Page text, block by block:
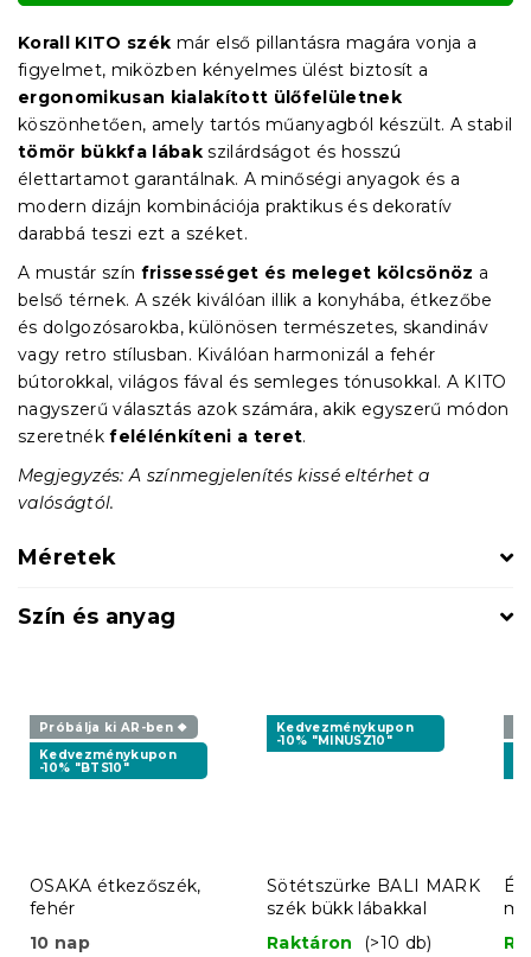
Korall KITO szék már első pillantásra magára vonja a
figyelmet, miközben kényelmes ülést biztosít a
ergonomikusan kialakított ülőfelületnek
köszönhetően, amely tartós műanyagból készült. A stabil
tömör bükkfa lábak szilárdságot és hosszú
élettartamot garantálnak. A minőségi anyagok és a
modern dizájn kombinációja praktikus és dekoratív
darabbá teszi ezt a széket.
A mustár szín frissességet és meleget kölcsönöz a
belső térnek. A szék kiválóan illik a konyhába, étkezőbe
és dolgozósarokba, különösen természetes, skandináv
vagy retro stílusban. Kiválóan harmonizál a fehér
bútorokkal, világos fával és semleges tónusokkal. A KITO
nagyszerű választás azok számára, akik egyszerű módon
szeretnékfelélénkíteni a teret.
Megjegyzés: A színmegjelenítés kissé eltérhet a
valóságtól.
Méretek
Szín és anyag
Próbálja ki AR-ben ❖
Kedvezménykupon
-10% "BTS10"
OSAKA étkezőszék,
fehér
10 nap
Kedvezménykupon
-10% "MINUSZ10"
Sötétszürke BALI MARK
szék bükk lábakkal
Raktáron
(>10 db)